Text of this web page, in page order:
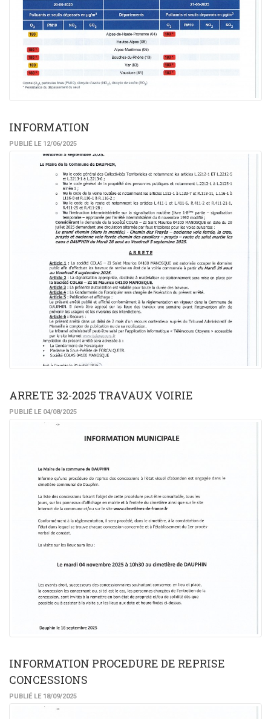
INFORMATION
PUBLIÉ LE 12/06/2025
ARRETE 32-2025 TRAVAUX VOIRIE
PUBLIÉ LE 04/08/2025
INFORMATION PROCEDURE DE REPRISE
CONCESSIONS
PUBLIÉ LE 18/09/2025